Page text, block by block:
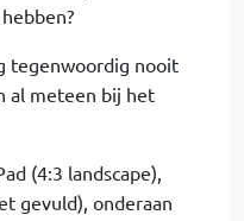
tegenwoordig nooit
al meteen bij het
(4:3 landscape),
gevuld), onderaan